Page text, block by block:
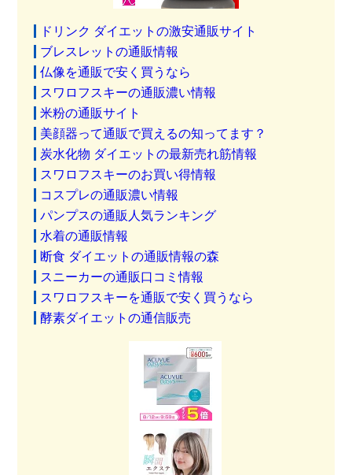
ドリンク ダイエットの激安通販サイト
ブレスレットの通販情報
仏像を通販で安く買うなら
スワロフスキーの通販濃い情報
米粉の通販サイト
美顔器って通販で買えるの知ってます？
炭水化物 ダイエットの最新売れ筋情報
スワロフスキーのお買い得情報
コスプレの通販濃い情報
パンプスの通販人気ランキング
水着の通販情報
断食 ダイエットの通販情報の森
スニーカーの通販口コミ情報
スワロフスキーを通販で安く買うなら
酵素ダイエットの通信販売